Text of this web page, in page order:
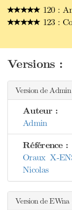
120 :
123 :
Versions :
Version de Admin
Auteur :
Admin
Référence :
Oraux X-
Nicolas
Version de EWna